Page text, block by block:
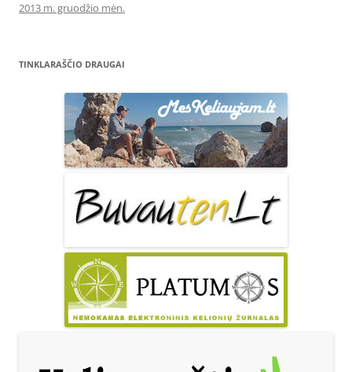
2013 m. gruodžio mėn.
TINKLARAŠČIO DRAUGAI